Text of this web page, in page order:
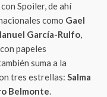
Spoiler, de ahí
como Gael
García-Rulfo,
papeles
suma a la
tres estrellas: Salma
Belmonte.